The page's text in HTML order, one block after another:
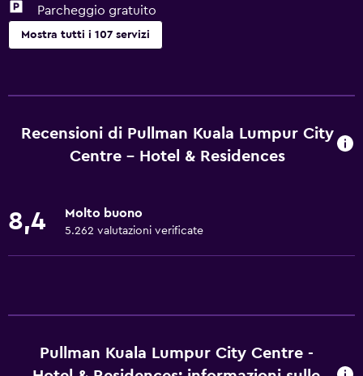
Parcheggio gratuito
Mostra tutti i 107 servizi
Wi-Fi disponibile ovunque
Aria condizionata
Wi-Fi gratis
Bagnoschiuma
Recensioni di Pullman Kuala Lumpur City
Centre - Hotel & Residences
8,4 Molto buono
5.262 valutazioni verificate
Pullman Kuala Lumpur City Centre -